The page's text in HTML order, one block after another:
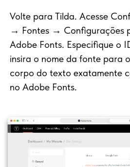
Volte para Tilda. Acesse
→ Fontes → Configurações
Adobe Fonts. Especifique o
insira o nome da fonte para
corpo do texto exatamente
no Adobe Fonts.